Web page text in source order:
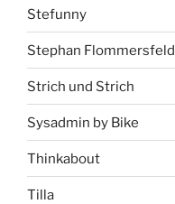
Stefunny
Stephan Flommersfeld
Strich und Strich
Sysadmin by Bike
Thinkabout
Tilla